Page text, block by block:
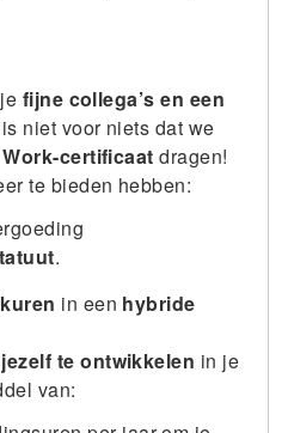
fijne collega’s en een
niet voor niets dat we
certificaat dragen!
te bieden hebben:
.
in een hybride
te ontwikkelen in je
van: